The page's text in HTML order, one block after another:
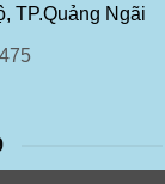
TP.Quảng Ngãi